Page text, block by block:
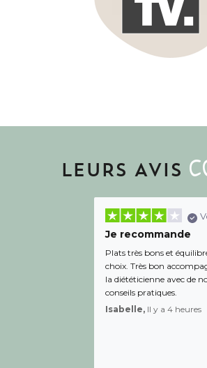
LEURS AVIS
Je recommande
Plats très bons et
choix. Très bon
la diététicienne avec de
conseils pratiques.
Isabelle, Il y a 4 heures